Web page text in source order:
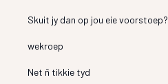
Skuit jy dan op jou eie voorstoep?
wekroep
Net ñ tikkie tyd